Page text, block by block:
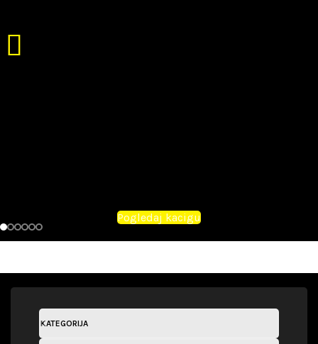
Pogledaj kacigu
KATEGORIJA